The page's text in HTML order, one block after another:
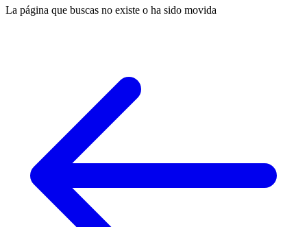
La página que buscas no existe o ha sido movida